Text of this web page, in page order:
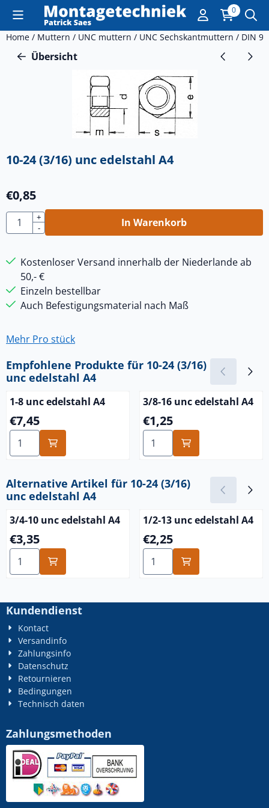
Cookie-Einstellungen sind derzeit geschlossen. 0
Home / Muttern / UNC muttern / UNC Sechskantmuttern / DIN
Übersicht
10-24 (3/16) unc edelstahl A4
€0,85
Anzahl
+
-
In Warenkorb
Kostenloser Versand innerhalb der Niederlande ab
50,- €
Einzeln bestellbar
Auch Befestigungsmaterial nach Maß
Mehr Pro stück
Empfohlene Produkte für 10-24 (3/16)
unc edelstahl A4
1-8 unc edelstahl A4
Preis: 7,45
€7,45
Anzahl wählen für 1-8 unc edelstahl A4
3/8-16 unc edelstahl A4
Preis: 1,25
€1,25
Anzahl wählen für 3/8-16
Alternative Artikel für 10-24 (3/16)
unc edelstahl A4
3/4-10 unc edelstahl A4
Preis: 3,35
€3,35
Anzahl wählen für 3/4-10 unc edelstahl A4
1/2-13 unc edelstahl A4
Preis: 2,25
€2,25
Anzahl wählen für 1/2-13
Kundendienst
Kontact
Versandinfo
Zahlungsinfo
Datenschutz
Retournieren
Bedingungen
Technisch daten
Zahlungsmethoden